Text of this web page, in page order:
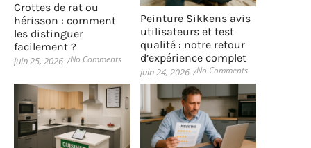
Crottes de rat ou
hérisson : comment
les distinguer
facilement ?
juin 25, 2026 /No Comments
Peinture Sikkens avis
utilisateurs et test
qualité : notre retour
d’expérience complet
juin 24, 2026 /No Comments